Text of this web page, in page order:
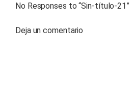
No Responses to “Sin-título-21”
Deja un comentario